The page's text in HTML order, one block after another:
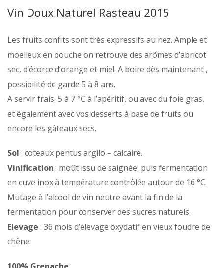
Vin Doux Naturel Rasteau 2015
Les fruits confits sont très expressifs au nez. Ample et
moelleux en bouche on retrouve des arômes d’abricot
sec, d’écorce d’orange et miel. A boire dès maintenant ,
possibilité de garde 5 à 8 ans.
A servir frais, 5 à 7 °C à l’apéritif, ou avec du foie gras,
et également avec vos desserts à base de fruits ou
encore les gâteaux secs.
Sol : coteaux pentus argilo – calcaire.
Vinification : moût issu de saignée, puis fermentation
en cuve inox à température contrôlée autour de 16 °C.
Mutage à l’alcool de vin neutre avant la fin de la
fermentation pour conserver des sucres naturels.
Elevage : 36 mois d’élevage oxydatif en vieux foudre de
chêne.